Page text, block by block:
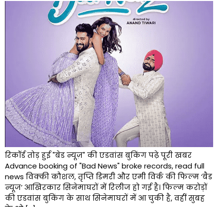
रिकॉर्ड तोड़ हुई "बेड न्यूज़" की एडवांस बुकिंग पढ़े पूरी खबर
Advance booking of "Bad News" broke records, read full
news विक्की कौशल, तृप्ति डिमरी और एमी विर्क की फिल्म ‘बैड
न्यूज’ आखिरकार सिनेमाघरों में रिलीज हो गई है। फिल्म करोड़ों
की एडवांस बुकिंग के साथ सिनेमाघरों में आ चुकी है, वहीं सुबह